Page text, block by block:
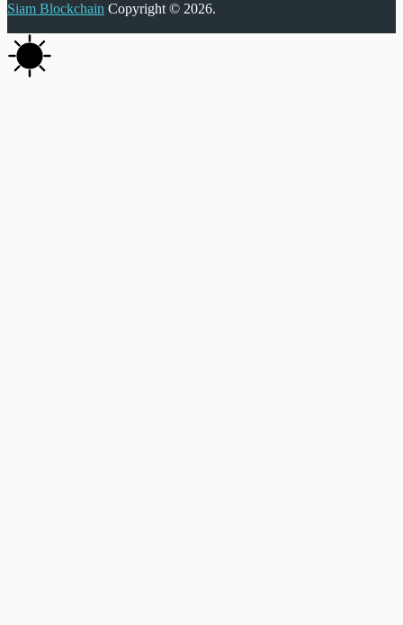
Siam Blockchain Copyright © 2026.